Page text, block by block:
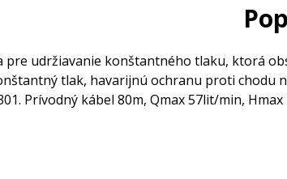
pre udržiavanie konštantného tlaku, ktorá
tlak, havarijnú ochranu proti chodu
Prívodný kábel 80m, Qmax 57lit/min, Hmax